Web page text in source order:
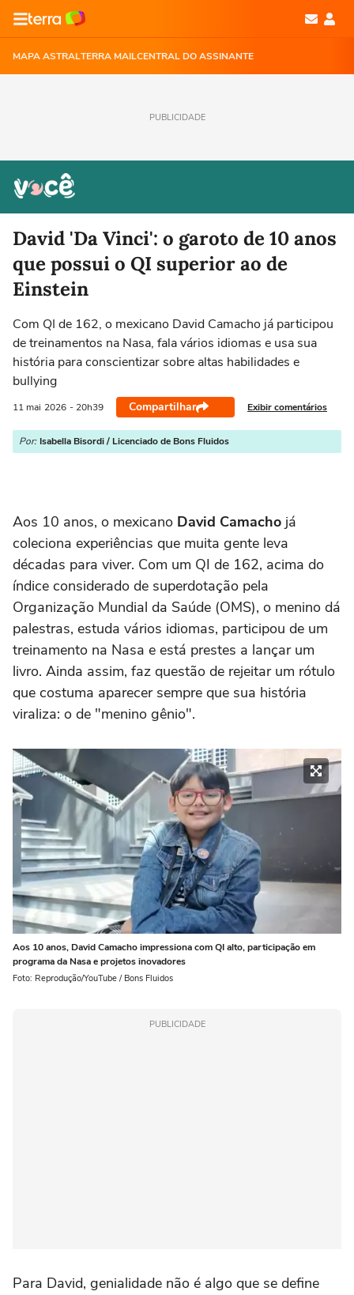
MAPA ASTRALTERRA MAILCENTRAL DO ASSINANTE
PUBLICIDADE
David 'Da Vinci': o garoto de 10 anos
que possui o QI superior ao de
Einstein
Com QI de 162, o mexicano David Camacho já participou
de treinamentos na Nasa, fala vários idiomas e usa sua
história para conscientizar sobre altas habilidades e
bullying
11 mai 2026 - 20h39 Compartilhar Exibir comentários
Por: Isabella Bisordi / Licenciado de Bons Fluidos
Aos 10 anos, o mexicano David Camacho já
coleciona experiências que muita gente leva
décadas para viver. Com um QI de 162, acima do
índice considerado de superdotação pela
Organização Mundial da Saúde (OMS), o menino dá
palestras, estuda vários idiomas, participou de um
treinamento na Nasa e está prestes a lançar um
livro. Ainda assim, faz questão de rejeitar um rótulo
que costuma aparecer sempre que sua história
viraliza: o de "menino gênio".
Aos 10 anos, David Camacho impressiona com QI alto, participação em
programa da Nasa e projetos inovadores
Foto: Reprodução/YouTube / Bons Fluidos
PUBLICIDADE
Para David, genialidade não é algo que se define